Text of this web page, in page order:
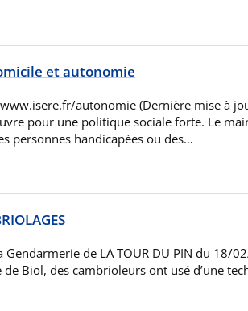
et autonomie
autonomie (Dernière mise à
pour une politique sociale forte. Le
personnes handicapées ou des…
Gendarmerie de LA TOUR DU PIN du 18/
Biol, des cambrioleurs ont usé d’une